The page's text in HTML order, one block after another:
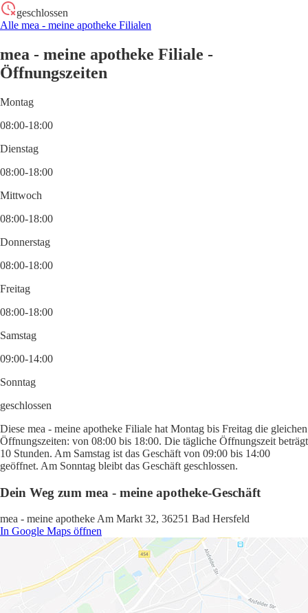
geschlossen
Alle mea - meine apotheke Filialen
mea - meine apotheke Filiale -
Öffnungszeiten
Montag
08:00-18:00
Dienstag
08:00-18:00
Mittwoch
08:00-18:00
Donnerstag
08:00-18:00
Freitag
08:00-18:00
Samstag
09:00-14:00
Sonntag
geschlossen
Diese mea - meine apotheke Filiale hat Montag bis Freitag die gleichen
Öffnungszeiten: von 08:00 bis 18:00. Die tägliche Öffnungszeit beträgt
10 Stunden. Am Samstag ist das Geschäft von 09:00 bis 14:00
geöffnet. Am Sonntag bleibt das Geschäft geschlossen.
Dein Weg zum mea - meine apotheke-Geschäft
mea - meine apotheke Am Markt 32, 36251 Bad Hersfeld
In Google Maps öffnen